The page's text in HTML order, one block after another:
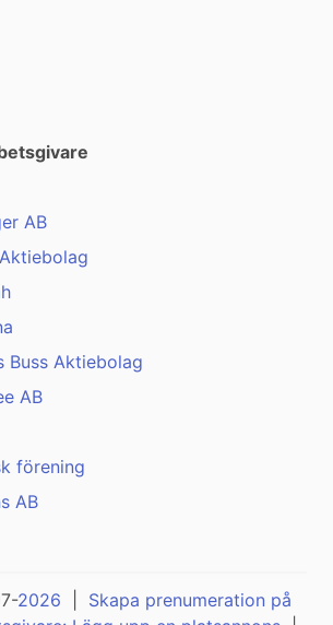
AB
Buss Aktiebolag
AB
förening
AB
2026
Skapa prenumeration på